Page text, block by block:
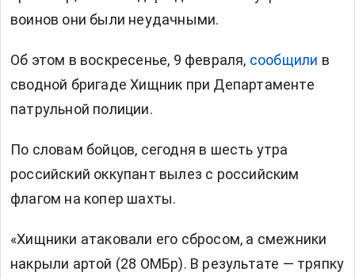
воинов они были неудачными.
Об этом в воскресенье, 9 февраля, сообщили в
сводной бригаде Хищник при Департаменте
патрульной полиции.
По словам бойцов, сегодня в шесть утра
российский оккупант вылез с российским
флагом на копер шахты.
«Хищники атаковали его сбросом, а смежники
накрыли артой (28 ОМБр). В результате — тряпку